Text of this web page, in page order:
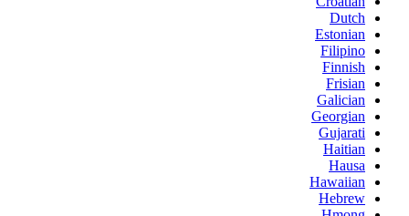
Dutch
Estonian
Filipino
Finnish
Frisian
Galician
Georgian
Gujarati
Haitian
Hausa
Hawaiian
Hebrew